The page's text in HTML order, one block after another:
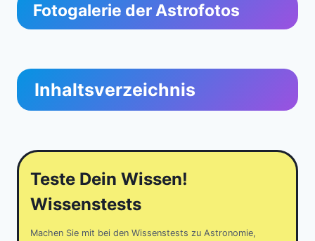
Fotogalerie der Astrofotos
Inhaltsverzeichnis
Teste Dein Wissen!
Wissenstests
Machen Sie mit bei den Wissenstests zu Astronomie,